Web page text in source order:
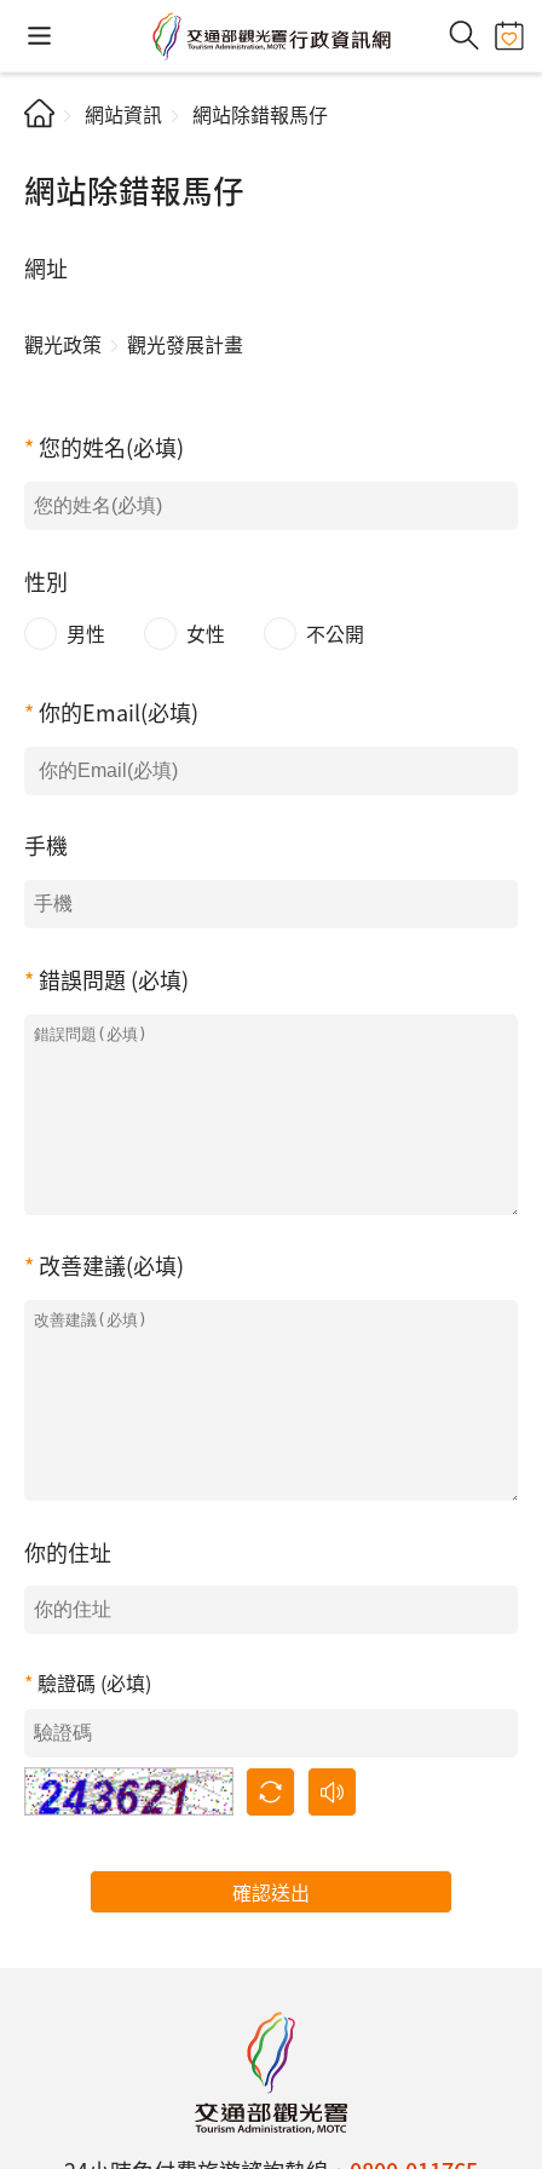
網站資訊 網站除錯報馬仔
網站除錯報馬仔
網址
觀光政策 觀光發展計畫
您的姓名(必填)
性別
男性 女性 不公開
你的Email(必填)
手機
錯誤問題 (必填)
改善建議(必填)
你的住址
驗證碼 (必填)
確認送出